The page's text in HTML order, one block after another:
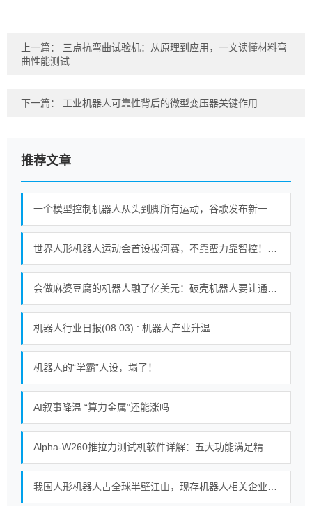
上一篇： 三点抗弯曲试验机：从原理到应用，一文读懂材料弯
曲性能测试
下一篇： 工业机器人可靠性背后的微型变压器关键作用
推荐文章
机器人行业日报(08.03) : 机器人产业升温
机器人的“学霸”人设，塌了！
AI叙事降温 “算力金属”还能涨吗